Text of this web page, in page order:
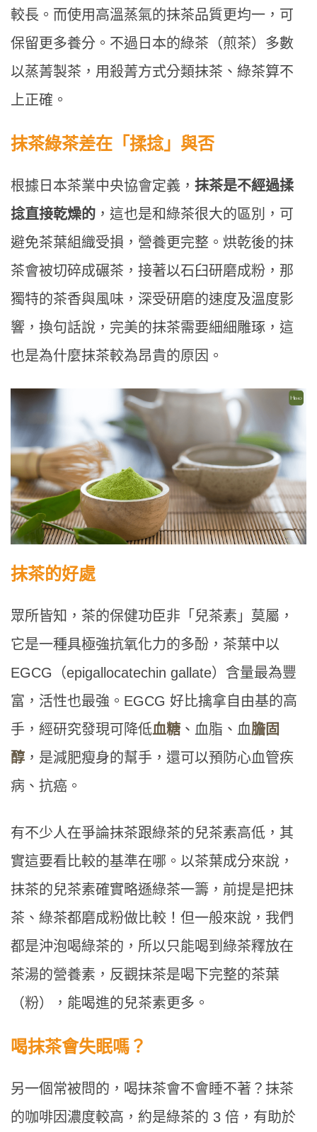
較長。而使用高溫蒸氣的抹茶品質更均一，可
保留更多養分。不過日本的綠茶（煎茶）多數
以蒸菁製茶，用殺菁方式分類抹茶、綠茶算不
上正確。
抹茶綠茶差在「揉捻」與否
根據日本茶業中央協會定義， 抹茶是不經過揉
捻直接乾燥的 ，這也是和綠茶很大的區別，可
避免茶葉組織受損，營養更完整。烘乾後的抹
茶會被切碎成碾茶，接著以石臼研磨成粉，那
獨特的茶香與風味，深受研磨的速度及溫度影
響，換句話說，完美的抹茶需要細細雕琢，這
也是為什麼抹茶較為昂貴的原因。
抹茶的好處
眾所皆知，茶的保健功臣非「兒茶素」莫屬，
它是一種具極強抗氧化力的多酚，茶葉中以
EGCG（epigallocatechin gallate）含量最為豐
富，活性也最強。EGCG 好比擒拿自由基的高
手，經研究發現可降低血糖 、血脂、血膽固
醇 ，是減肥瘦身的幫手，還可以預防心血管疾
病、抗癌。
有不少人在爭論抹茶跟綠茶的兒茶素高低，其
實這要看比較的基準在哪。以茶葉成分來說，
抹茶的兒茶素確實略遜綠茶一籌，前提是把抹
茶、綠茶都磨成粉做比較！但一般來說，我們
都是沖泡喝綠茶的，所以只能喝到綠茶釋放在
茶湯的營養素，反觀抹茶是喝下完整的茶葉
（粉），能喝進的兒茶素更多。
喝抹茶會失眠嗎？
另一個常被問的，喝抹茶會不會睡不著？抹茶
的咖啡因濃度較高，約是綠茶的 3 倍，有助於